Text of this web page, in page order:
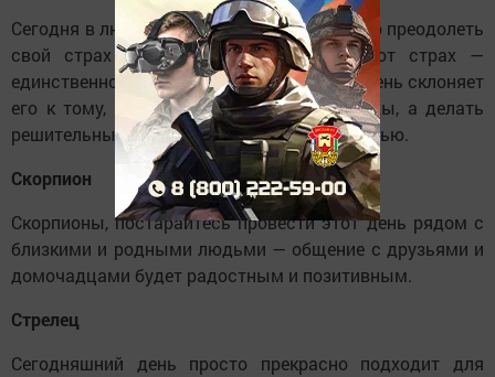
Сегодня в любви Весам просто необходимо преодолеть
свой страх потерпеть неудачу, ведь этот страх —
единственное, что может вам помешать. День склоняет
его к тому, чтобы не ждать у моря погоды, а делать
решительные шаги навстречу своему счастью.
Скорпион
Скорпионы, постарайтесь провести этот день рядом с
близкими и родными людьми — общение с друзьями и
домочадцами будет радостным и позитивным.
Стрелец
Сегодняшний день просто прекрасно подходит для